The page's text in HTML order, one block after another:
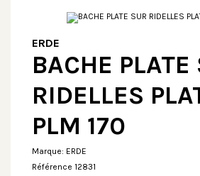
ERDE
BACHE PLATE
RIDELLES
PLM 170
Marque: ERDE
Référence 12831